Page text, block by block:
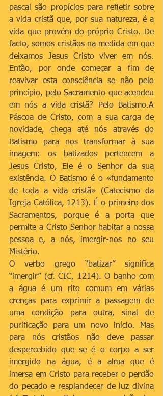
pascal são propícios para refletir sobre
a vida cristã que, por sua natureza, é a
vida que provém do próprio Cristo. De
facto, somos cristãos na medida em que
deixamos Jesus Cristo viver em nós.
Então, por onde começar a fim de
reavivar esta consciência se não pelo
princípio, pelo Sacramento que acendeu
em nós a vida cristã? Pelo Batismo.A
Páscoa de Cristo, com a sua carga de
novidade, chega até nós através do
Batismo para nos transformar à sua
imagem: os batizados pertencem a
Jesus Cristo, Ele é o Senhor da sua
existência. O Batismo é o «fundamento
de toda a vida cristã» (Catecismo da
Igreja Católica, 1213). É o primeiro dos
Sacramentos, porque é a porta que
permite a Cristo Senhor habitar a nossa
pessoa e, a nós, imergir-nos no seu
Mistério.
O verbo grego “batizar” significa
“imergir” (cf. CIC, 1214). O banho com
a água é um rito comum em várias
crenças para exprimir a passagem de
uma condição para outra, sinal de
purificação para um novo início. Mas
para nós cristãos não deve passar
despercebido que se é o corpo a ser
imergido na água, é a alma que é
imersa em Cristo para receber o perdão
do pecado e resplandecer de luz divina